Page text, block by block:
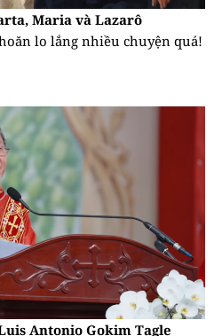
Maria và Lazarô
lo lắng nhiều chuyện quá!
Antonio Gokim Tagle